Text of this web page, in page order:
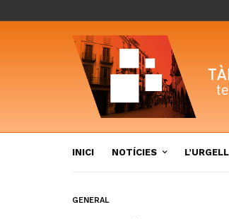
INICI NOTÍCIES L’URGELL
GENERAL